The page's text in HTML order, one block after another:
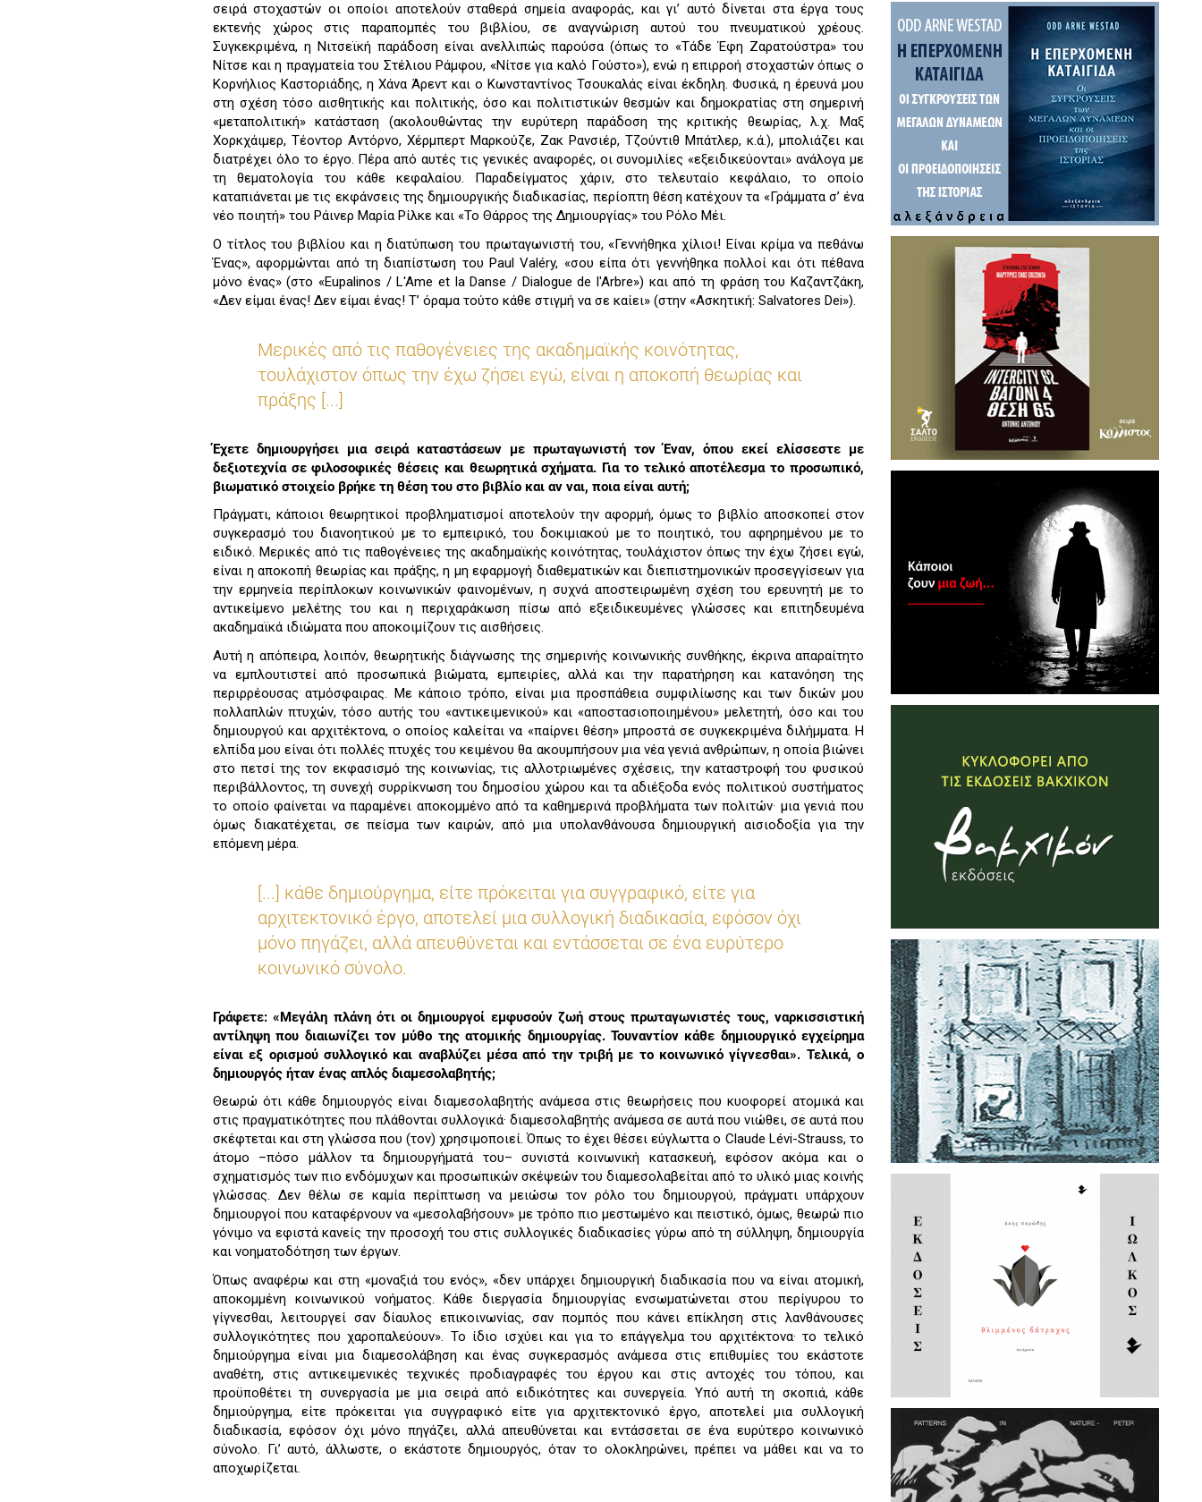
σειρά στοχαστών οι οποίοι αποτελούν σταθερά σημεία αναφοράς, και γι’ αυτό δίνεται στα έργα τους
εκτενής χώρος στις παραπομπές του βιβλίου, σε αναγνώριση αυτού του πνευματικού χρέους.
Συγκεκριμένα, η Νιτσεϊκή παράδοση είναι ανελλιπώς παρούσα (όπως το «Τάδε Έφη Ζαρατούστρα» του
Νίτσε και η πραγματεία του Στέλιου Ράμφου, «Νίτσε για καλό Γούστο»), ενώ η επιρροή στοχαστών όπως ο
Κορνήλιος Καστοριάδης, η Χάνα Άρεντ και ο Κωνσταντίνος Τσουκαλάς είναι έκδηλη. Φυσικά, η έρευνά μου
στη σχέση τόσο αισθητικής και πολιτικής, όσο και πολιτιστικών θεσμών και δημοκρατίας στη σημερινή
«μεταπολιτική» κατάσταση (ακολουθώντας την ευρύτερη παράδοση της κριτικής θεωρίας, λ.χ. Μαξ
Χορκχάιμερ, Τέοντορ Αντόρνο, Χέρμπερτ Μαρκούζε, Ζακ Ρανσιέρ, Τζούντιθ Μπάτλερ, κ.ά.), μπολιάζει και
διατρέχει όλο το έργο. Πέρα από αυτές τις γενικές αναφορές, οι συνομιλίες «εξειδικεύονται» ανάλογα με
τη θεματολογία του κάθε κεφαλαίου. Παραδείγματος χάριν, στο τελευταίο κεφάλαιο, το οποίο
καταπιάνεται με τις εκφάνσεις της δημιουργικής διαδικασίας, περίοπτη θέση κατέχουν τα «Γράμματα σ’ ένα
νέο ποιητή» του Ράινερ Μαρία Ρίλκε και «Το Θάρρος της Δημιουργίας» του Ρόλο Μέι.
Ο τίτλος του βιβλίου και η διατύπωση του πρωταγωνιστή του, «Γεννήθηκα χίλιοι! Είναι κρίμα να πεθάνω
Ένας», αφορμώνται από τη διαπίστωση του Paul Valéry, «σου είπα ότι γεννήθηκα πολλοί και ότι πέθανα
μόνο ένας» (στο «Eupalinos / L'Ame et la Danse / Dialogue de l'Arbre») και από τη φράση του Καζαντζάκη,
«Δεν είμαι ένας! Δεν είμαι ένας! Τ’ όραμα τούτο κάθε στιγμή να σε καίει» (στην «Ασκητική: Salvatores Dei»).
Μερικές από τις παθογένειες της ακαδημαϊκής κοινότητας,
τουλάχιστον όπως την έχω ζήσει εγώ, είναι η αποκοπή θεωρίας και
πράξης [...]
Έχετε δημιουργήσει μια σειρά καταστάσεων με πρωταγωνιστή τον Έναν, όπου εκεί ελίσσεστε με
δεξιοτεχνία σε φιλοσοφικές θέσεις και θεωρητικά σχήματα. Για το τελικό αποτέλεσμα το προσωπικό,
βιωματικό στοιχείο βρήκε τη θέση του στο βιβλίο και αν ναι, ποια είναι αυτή;
Πράγματι, κάποιοι θεωρητικοί προβληματισμοί αποτελούν την αφορμή, όμως το βιβλίο αποσκοπεί στον
συγκερασμό του διανοητικού με το εμπειρικό, του δοκιμιακού με το ποιητικό, του αφηρημένου με το
ειδικό. Μερικές από τις παθογένειες της ακαδημαϊκής κοινότητας, τουλάχιστον όπως την έχω ζήσει εγώ,
είναι η αποκοπή θεωρίας και πράξης, η μη εφαρμογή διαθεματικών και διεπιστημονικών προσεγγίσεων για
την ερμηνεία περίπλοκων κοινωνικών φαινομένων, η συχνά αποστειρωμένη σχέση του ερευνητή με το
αντικείμενο μελέτης του και η περιχαράκωση πίσω από εξειδικευμένες γλώσσες και επιτηδευμένα
ακαδημαϊκά ιδιώματα που αποκοιμίζουν τις αισθήσεις.
Αυτή η απόπειρα, λοιπόν, θεωρητικής διάγνωσης της σημερινής κοινωνικής συνθήκης, έκρινα απαραίτητο
να εμπλουτιστεί από προσωπικά βιώματα, εμπειρίες, αλλά και την παρατήρηση και κατανόηση της
περιρρέουσας ατμόσφαιρας. Με κάποιο τρόπο, είναι μια προσπάθεια συμφιλίωσης και των δικών μου
πολλαπλών πτυχών, τόσο αυτής του «αντικειμενικού» και «αποστασιοποιημένου» μελετητή, όσο και του
δημιουργού και αρχιτέκτονα, ο οποίος καλείται να «παίρνει θέση» μπροστά σε συγκεκριμένα διλήμματα. Η
ελπίδα μου είναι ότι πολλές πτυχές του κειμένου θα ακουμπήσουν μια νέα γενιά ανθρώπων, η οποία βιώνει
στο πετσί της τον εκφασισμό της κοινωνίας, τις αλλοτριωμένες σχέσεις, την καταστροφή του φυσικού
περιβάλλοντος, τη συνεχή συρρίκνωση του δημοσίου χώρου και τα αδιέξοδα ενός πολιτικού συστήματος
το οποίο φαίνεται να παραμένει αποκομμένο από τα καθημερινά προβλήματα των πολιτών· μια γενιά που
όμως διακατέχεται, σε πείσμα των καιρών, από μια υπολανθάνουσα δημιουργική αισιοδοξία για την
επόμενη μέρα.
[...] κάθε δημιούργημα, είτε πρόκειται για συγγραφικό, είτε για
αρχιτεκτονικό έργο, αποτελεί μια συλλογική διαδικασία, εφόσον όχι
μόνο πηγάζει, αλλά απευθύνεται και εντάσσεται σε ένα ευρύτερο
κοινωνικό σύνολο.
Γράφετε: «Μεγάλη πλάνη ότι οι δημιουργοί εμφυσούν ζωή στους πρωταγωνιστές τους, ναρκισσιστική
αντίληψη που διαιωνίζει τον μύθο της ατομικής δημιουργίας. Τουναντίον κάθε δημιουργικό εγχείρημα
είναι εξ ορισμού συλλογικό και αναβλύζει μέσα από την τριβή με το κοινωνικό γίγνεσθαι». Τελικά, ο
δημιουργός ήταν ένας απλός διαμεσολαβητής;
Θεωρώ ότι κάθε δημιουργός είναι διαμεσολαβητής ανάμεσα στις θεωρήσεις που κυοφορεί ατομικά και
στις πραγματικότητες που πλάθονται συλλογικά· διαμεσολαβητής ανάμεσα σε αυτά που νιώθει, σε αυτά που
σκέφτεται και στη γλώσσα που (τον) χρησιμοποιεί. Όπως το έχει θέσει εύγλωττα ο Claude Lévi-Strauss, το
άτομο –πόσο μάλλον τα δημιουργήματά του– συνιστά κοινωνική κατασκευή, εφόσον ακόμα και ο
σχηματισμός των πιο ενδόμυχων και προσωπικών σκέψεών του διαμεσολαβείται από το υλικό μιας κοινής
γλώσσας. Δεν θέλω σε καμία περίπτωση να μειώσω τον ρόλο του δημιουργού, πράγματι υπάρχουν
δημιουργοί που καταφέρνουν να «μεσολαβήσουν» με τρόπο πιο μεστωμένο και πειστικό, όμως, θεωρώ πιο
γόνιμο να εφιστά κανείς την προσοχή του στις συλλογικές διαδικασίες γύρω από τη σύλληψη, δημιουργία
και νοηματοδότηση των έργων.
Όπως αναφέρω και στη «μοναξιά του ενός», «δεν υπάρχει δημιουργική διαδικασία που να είναι ατομική,
αποκομμένη κοινωνικού νοήματος. Κάθε διεργασία δημιουργίας ενσωματώνεται στου περίγυρου το
γίγνεσθαι, λειτουργεί σαν δίαυλος επικοινωνίας, σαν πομπός που κάνει επίκληση στις λανθάνουσες
συλλογικότητες που χαροπαλεύουν». Το ίδιο ισχύει και για το επάγγελμα του αρχιτέκτονα· το τελικό
δημιούργημα είναι μια διαμεσολάβηση και ένας συγκερασμός ανάμεσα στις επιθυμίες του εκάστοτε
αναθέτη, στις αντικειμενικές τεχνικές προδιαγραφές του έργου και στις αντοχές του τόπου, και
προϋποθέτει τη συνεργασία με μια σειρά από ειδικότητες και συνεργεία. Υπό αυτή τη σκοπιά, κάθε
δημιούργημα, είτε πρόκειται για συγγραφικό είτε για αρχιτεκτονικό έργο, αποτελεί μια συλλογική
διαδικασία, εφόσον όχι μόνο πηγάζει, αλλά απευθύνεται και εντάσσεται σε ένα ευρύτερο κοινωνικό
σύνολο. Γι’ αυτό, άλλωστε, ο εκάστοτε δημιουργός, όταν το ολοκληρώνει, πρέπει να μάθει και να το
αποχωρίζεται.